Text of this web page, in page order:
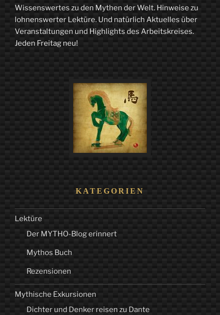
künstliche
Mensch
in
Wissenswertes zu den Mythen der Welt. Hinweise zu
lohnenswerter Lektüre. Und natürlich Aktuelles über
Veranstaltungen und Highlights des Arbeitskreises.
Jeden Freitag neu!
KATEGORIEN
Lektüre
Der MYTHO-Blog erinnert
Mythos Buch
Rezensionen
Mythische Exkursionen
Dichter und Denker reisen zu Dante